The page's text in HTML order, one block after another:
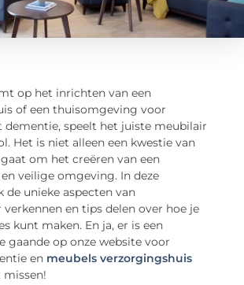
op het inrichten van een
of een thuisomgeving voor
dementie, speelt het juiste meubilair
Het is niet alleen een kwestie van
om het creëren van een
veilige omgeving. In deze
de unieke aspecten van
en tips delen over hoe je
kunt maken. En ja, er is een
gaande op onze website voor
en meubels verzorgingshuis